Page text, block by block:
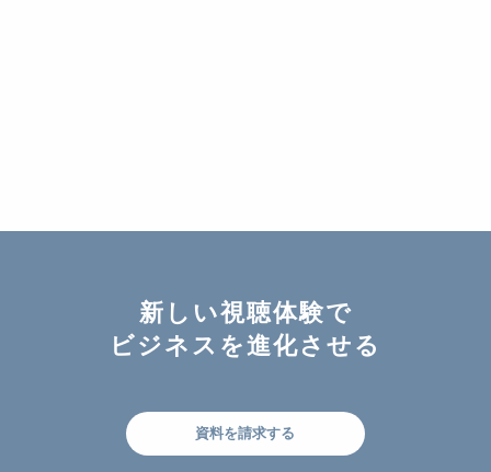
新しい視聴体験で
ビジネスを進化させる
資料を請求する